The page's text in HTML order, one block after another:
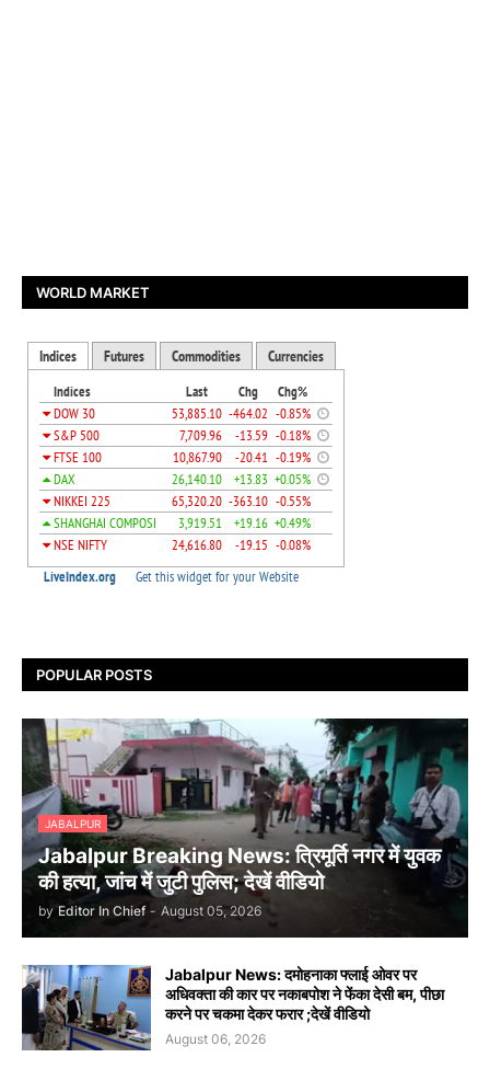
WORLD MARKET
POPULAR POSTS
JABALPUR
Jabalpur Breaking News: त्रिमूर्ति नगर में युवक
की हत्या, जांच में जुटी पुलिस; देखें वीडियो
by Editor In Chief - August 05, 2026
Jabalpur News: दमोहनाका फ्लाई ओवर पर
अधिवक्ता की कार पर नकाबपोश ने फेंका देसी बम, पीछा
करने पर चकमा देकर फरार ;देखें वीडियो
August 06, 2026